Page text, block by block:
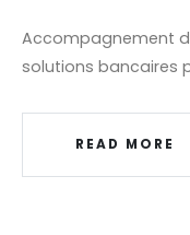
Accompagnement
solutions bancaires
READ MORE